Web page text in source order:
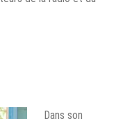
Dans son